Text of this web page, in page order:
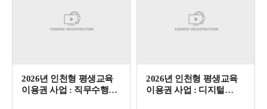
2026년 인천형 평생교육
이용권 사업 : 직무수행
2026년 인천형 평생교육
이용권 사업 : 디지털